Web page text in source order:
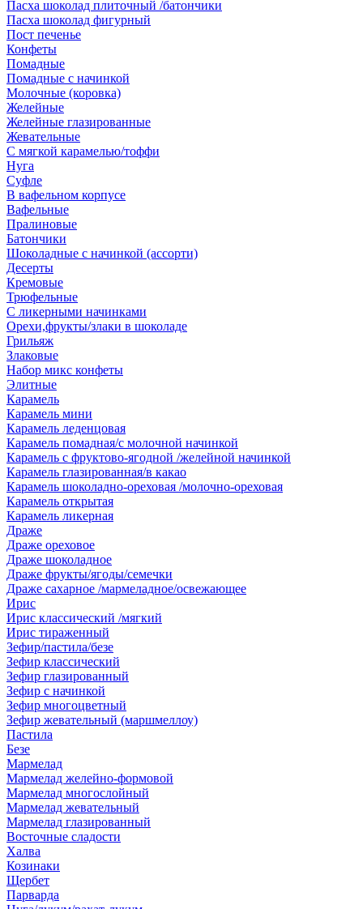
Пасха шоколад плиточный /батончики
Пасха шоколад фигурный
Пост печенье
Конфеты
Помадные
Помадные с начинкой
Молочные (коровка)
Желейные
Желейные глазированные
Жевательные
С мягкой карамелью/тоффи
Нуга
Суфле
В вафельном корпусе
Вафельные
Пралиновые
Батончики
Шоколадные с начинкой (ассорти)
Десерты
Кремовые
Трюфельные
С ликерными начинками
Орехи,фрукты/злаки в шоколаде
Грильяж
Злаковые
Набор микс конфеты
Элитные
Карамель
Карамель мини
Карамель леденцовая
Карамель помадная/с молочной начинкой
Карамель с фруктово-ягодной /желейной начинкой
Карамель глазированная/в какао
Карамель шоколадно-ореховая /молочно-ореховая
Карамель открытая
Карамель ликерная
Драже
Драже ореховое
Драже шоколадное
Драже фрукты/ягоды/семечки
Драже сахарное /мармеладное/освежающее
Ирис
Ирис классический /мягкий
Ирис тираженный
Зефир/пастила/безе
Зефир классический
Зефир глазированный
Зефир с начинкой
Зефир многоцветный
Зефир жевательный (маршмеллоу)
Пастила
Безе
Мармелад
Мармелад желейно-формовой
Мармелад многослойный
Мармелад жевательный
Мармелад глазированный
Восточные сладости
Халва
Козинаки
Щербет
Парварда